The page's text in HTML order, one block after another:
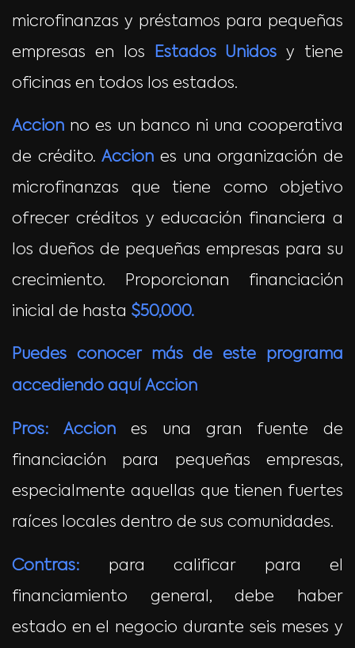
microfinanzas y préstamos para pequeñas
empresas en los
Estados Unidos y tiene
oficinas en todos los estados.
Accion no es un banco ni una cooperativa
de crédito.Accion es una organización de
microfinanzas que tiene como objetivo
ofrecer créditos y educación financiera a
los dueños de pequeñas empresas para su
crecimiento. Proporcionan financiación
inicial de hasta $50,000.
Puedes conocer más de este programa
accediendo aquí Accion
Pros: Accion es una gran fuente de
financiación para pequeñas empresas,
especialmente aquellas que tienen fuertes
raíces locales dentro de sus comunidades.
Contras:
para calificar para el
financiamiento general, debe haber
estado en el negocio durante seis meses y